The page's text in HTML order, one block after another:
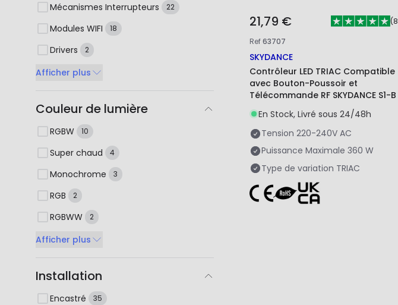
Mécanismes Interrupteurs 22
Modules WIFI 18
Drivers 2
Afficher plus
Couleur de lumière
RGBW 10
Super chaud 4
Monochrome 3
RGB 2
RGBWW 2
Afficher plus
Installation
Encastré 35
21,79 € (8
Ref63707
SKYDANCE
Contrôleur LED TRIAC Compatible
avec Bouton-Poussoir et
Télécommande RF SKYDANCE S1-B
En Stock, Livré sous 24/48h
Tension 220-240V AC
Puissance Maximale 360 W
Type de variation TRIAC